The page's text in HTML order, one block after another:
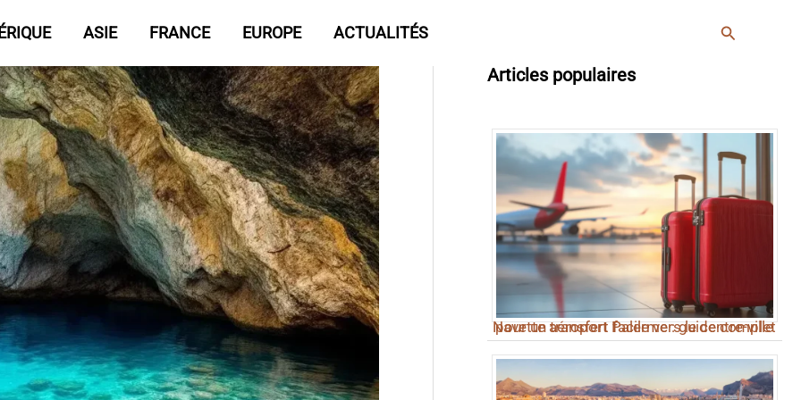
ASIE FRANCE EUROPE ACTUALITÉS Rechercher
Articles populaires
Navette aéroport Palerme : guide complet pour un transfert facile vers le centre-ville